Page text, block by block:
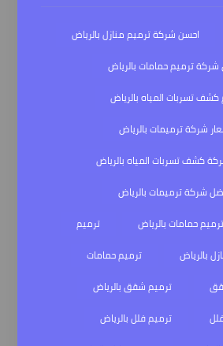
احسن شركة ترميم منازل بالرياض
ترميم حمامات بالرياض
كشف تسربات المياه بالرياض
شركة ترميمات بالرياض
كشف تسربات المياه بالرياض
شركة ترميمات بالرياض
حمامات بالرياض
ترميم
بالرياض
ترميم حمامات
ترميم شقق بالرياض
ترميم فلل بالرياض